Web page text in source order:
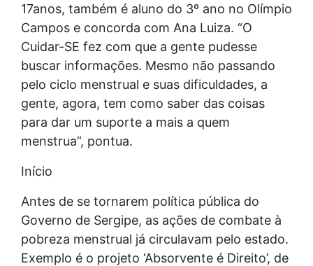
17anos, também é aluno do 3º ano no Olímpio
Campos e concorda com Ana Luiza. “O
Cuidar-SE fez com que a gente pudesse
buscar informações. Mesmo não passando
pelo ciclo menstrual e suas dificuldades, a
gente, agora, tem como saber das coisas
para dar um suporte a mais a quem
menstrua”, pontua.
Início
Antes de se tornarem política pública do
Governo de Sergipe, as ações de combate à
pobreza menstrual já circulavam pelo estado.
Exemplo é o projeto ‘Absorvente é Direito’, de